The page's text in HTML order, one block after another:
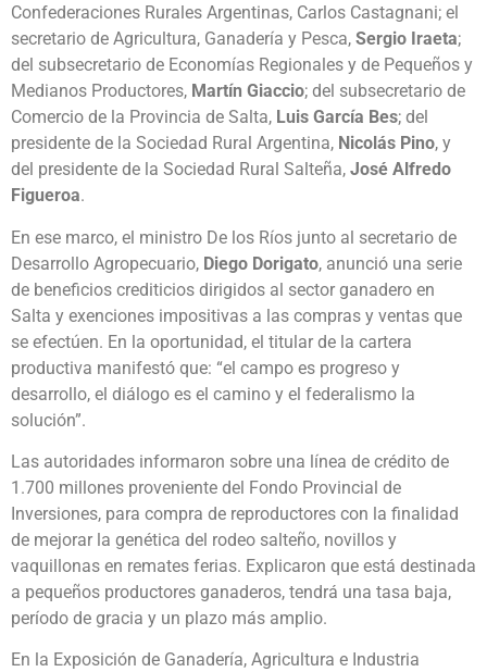
Confederaciones Rurales Argentinas, Carlos Castagnani; el
secretario de Agricultura, Ganadería y Pesca, Sergio Iraeta;
del subsecretario de Economías Regionales y de Pequeños y
Medianos Productores, Martín Giaccio; del subsecretario de
Comercio de la Provincia de Salta, Luis García Bes; del
presidente de la Sociedad Rural Argentina, Nicolás Pino, y
del presidente de la Sociedad Rural Salteña, José Alfredo
Figueroa.
En ese marco, el ministro De los Ríos junto al secretario de
Desarrollo Agropecuario, Diego Dorigato, anunció una serie
de beneficios crediticios dirigidos al sector ganadero en
Salta y exenciones impositivas a las compras y ventas que
se efectúen. En la oportunidad, el titular de la cartera
productiva manifestó que: “el campo es progreso y
desarrollo, el diálogo es el camino y el federalismo la
solución”.
Las autoridades informaron sobre una línea de crédito de
1.700 millones proveniente del Fondo Provincial de
Inversiones, para compra de reproductores con la finalidad
de mejorar la genética del rodeo salteño, novillos y
vaquillonas en remates ferias. Explicaron que está destinada
a pequeños productores ganaderos, tendrá una tasa baja,
período de gracia y un plazo más amplio.
En la Exposición de Ganadería, Agricultura e Industria